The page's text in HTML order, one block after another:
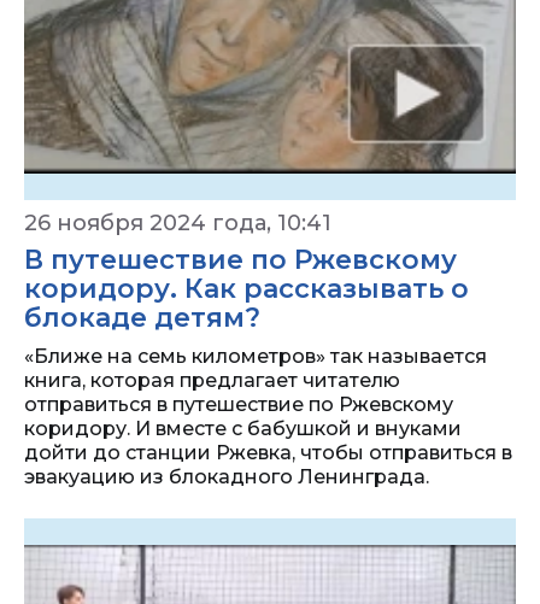
26 ноября 2024 года, 10:41
В путешествие по Ржевскому
коридору. Как рассказывать о
блокаде детям?
«Ближе на семь километров» так называется
книга, которая предлагает читателю
отправиться в путешествие по Ржевскому
коридору. И вместе с бабушкой и внуками
дойти до станции Ржевка, чтобы отправиться в
эвакуацию из блокадного Ленинграда.